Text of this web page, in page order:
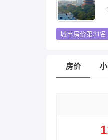
城市房价第31名
房价